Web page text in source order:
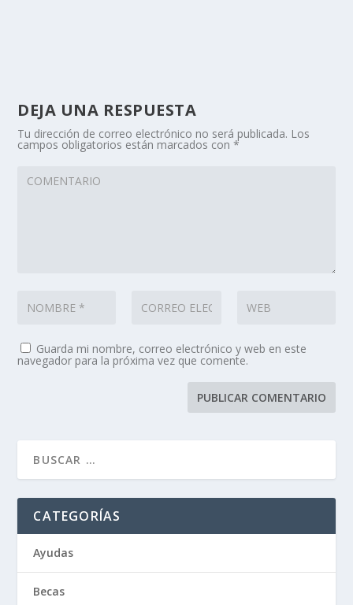
DEJA UNA RESPUESTA
Tu dirección de correo electrónico no será publicada. Los
campos obligatorios están marcados con*
Guarda mi nombre, correo electrónico y web en este
navegador para la próxima vez que comente.
CATEGORÍAS
Ayudas
Becas